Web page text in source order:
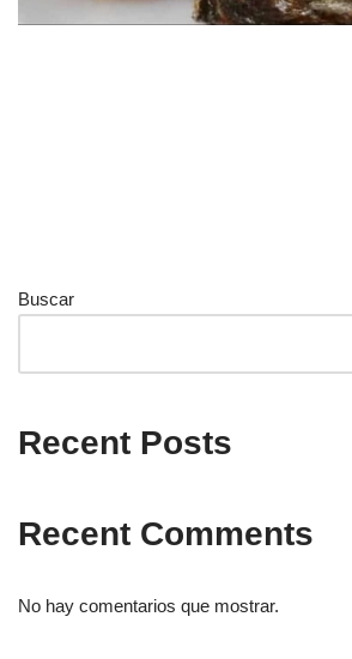
Buscar
Recent Posts
Recent Comments
No hay comentarios que mostrar.